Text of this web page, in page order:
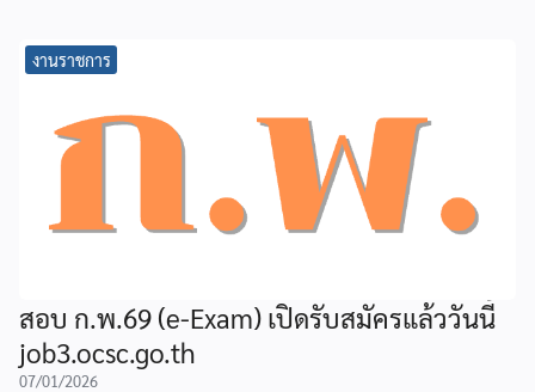
งานราชการ
สอบ ก.พ.69 (e-Exam) เปิดรับสมัครแล้ววันนี้
job3.ocsc.go.th
07/01/2026